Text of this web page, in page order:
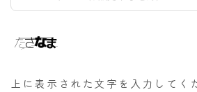
上に表示された文字を入力してく